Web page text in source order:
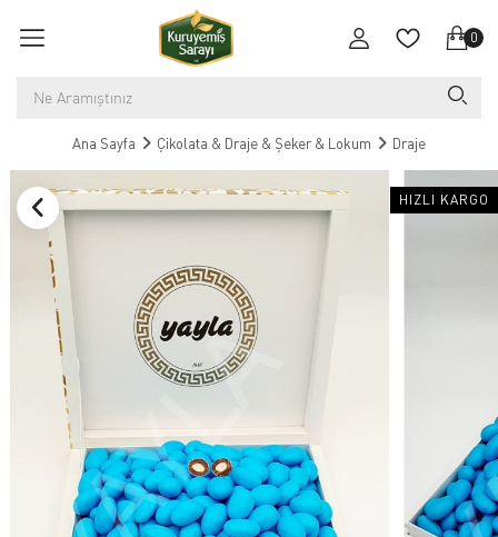
0
Ana Sayfa Çikolata & Draje & Şeker & Lokum Draje
HIZLI KARGO